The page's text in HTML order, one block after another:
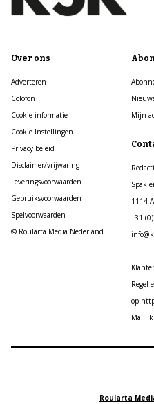
Over ons
Adverteren
Colofon
Cookie informatie
Cookie Instellingen
Privacy beleid
Disclaimer/vrijwaring
Leveringsvoorwaarden
Gebruiksvoorwaarden
Spelvoorwaarden
© Roularta Media Nederland
Mijn
1114
+31
Regel
op
Mail:
Roularta